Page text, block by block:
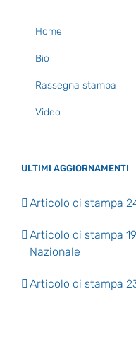
Home
Bio
Rassegna stampa
Video
ULTIMI AGGIORNAMENTI
Articolo di stampa
Articolo di stampa
Nazionale
Articolo di stampa